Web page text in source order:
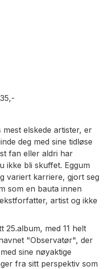
elskede artister, er
deg med sine tidløse
fan eller aldri har
ikke bli skuffet. Eggum
variert karriere, gjort seg
som en bauta innen
artist og ikke
25.album, med 11 helt
"Observatør", der
sine nøyaktige
fra sitt perspektiv som